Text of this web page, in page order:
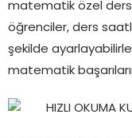
matematik özel
öğrenciler, ders
şekilde
matematik